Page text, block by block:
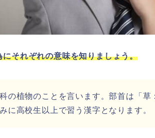
それぞれの意味を知りましょう。
の植物のことを言います。部首は「草
に高校生以上で習う漢字となります。